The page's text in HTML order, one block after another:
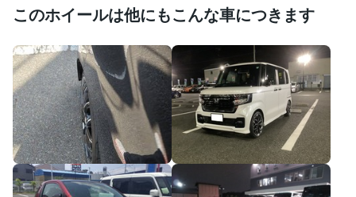
このホイールは他にもこんな車につきます